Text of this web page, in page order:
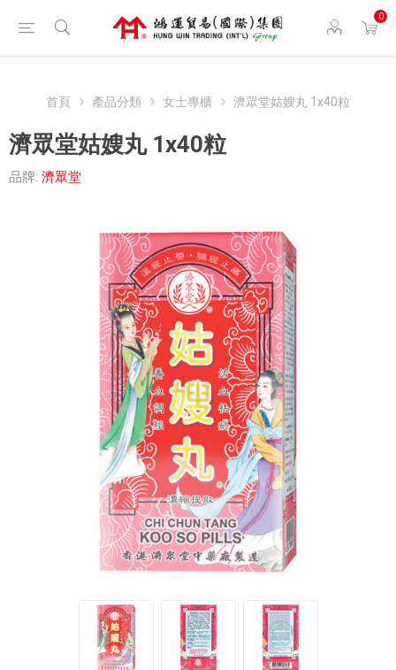
0
首頁 產品分類 女士專櫃 濟眾堂姑嫂丸 1x40粒
濟眾堂姑嫂丸 1x40粒
品牌: 濟眾堂